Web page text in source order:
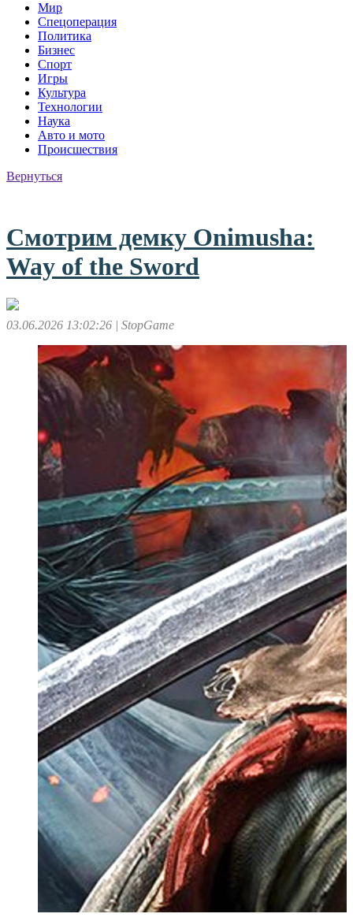
Мир
Спецоперация
Политика
Бизнес
Спорт
Игры
Культура
Технологии
Наука
Авто и мото
Происшествия
Вернуться
Смотрим демку Onimusha:
Way of the Sword
03.06.2026 13:02:26 | StopGame